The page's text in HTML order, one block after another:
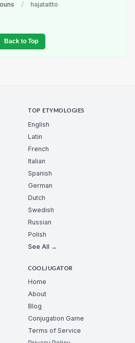
/ hajataitto
Back to Top
TOP ETYMOLOGIES
English
Latin
French
Italian
Spanish
German
Dutch
Swedish
Russian
Polish
See All →
COOLJUGATOR
Home
About
Blog
Conjugation Game
Terms of Service